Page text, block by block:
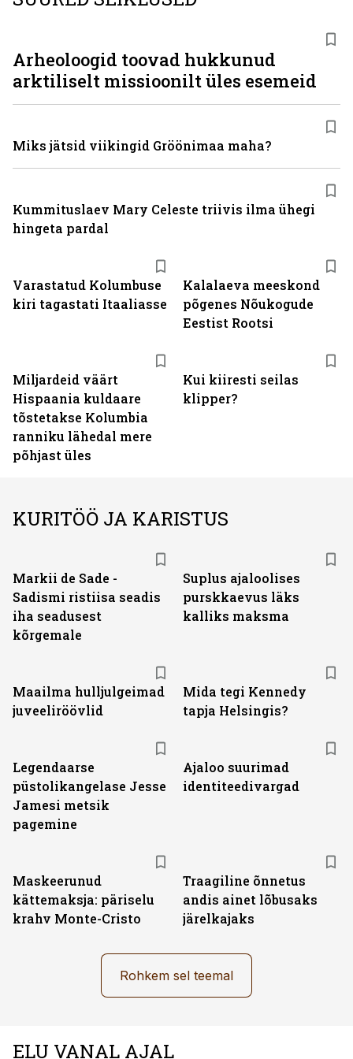
Varastatud Kolumbuse
kiri tagastati Itaaliasse
Kalalaeva meeskond
põgenes Nõukogude
Eestist Rootsi
Miljardeid väärt
Hispaania kuldaare
tõstetakse Kolumbia
ranniku lähedal mere
põhjast üles
Kui kiiresti seilas
klipper?
Arheoloogid toovad hukkunud
arktiliselt missioonilt üles esemeid
Miks jätsid viikingid Gröönimaa maha?
Kummituslaev Mary Celeste triivis ilma ühegi
hingeta pardal
KURITÖÖ JA KARISTUS
Markii de Sade -
Sadismi ristiisa seadis
iha seadusest
kõrgemale
Suplus ajaloolises
purskkaevus läks
kalliks maksma
Maailma hulljulgeimad
juveeliröövlid
Mida tegi Kennedy
tapja Helsingis?
Legendaarse
püstolikangelase Jesse
Jamesi metsik
pagemine
Ajaloo suurimad
identiteedivargad
Maskeerunud
kättemaksja: päriselu
krahv Monte-Cristo
Traagiline õnnetus
andis ainet lõbusaks
järelkajaks
Rohkem sel teemal
ELU VANAL AJAL